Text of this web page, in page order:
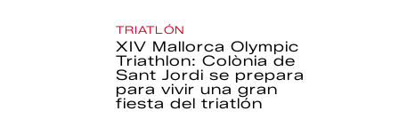
TRIATLÓN
XIV Mallorca Olympic
Triathlon: Colònia de
Sant Jordi se prepara
para vivir una gran
fiesta del triatlón